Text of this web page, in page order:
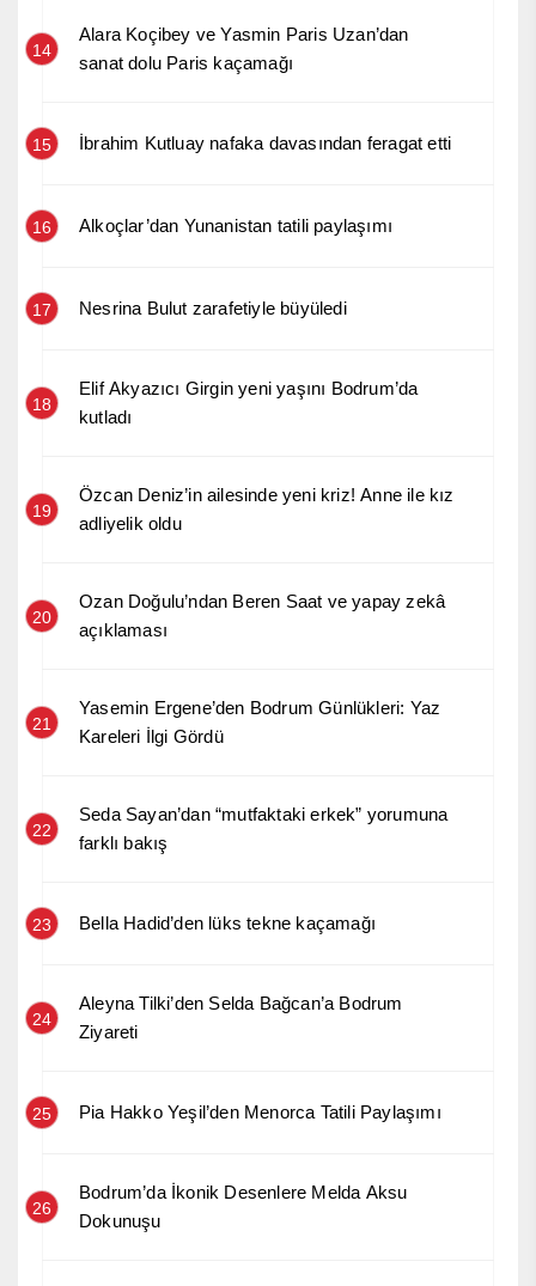
14
Alara Koçibey ve Yasmin Paris Uzan’dan
sanat dolu Paris kaçamağı
15 İbrahim Kutluay nafaka davasından feragat etti
16 Alkoçlar’dan Yunanistan tatili paylaşımı
17 Nesrina Bulut zarafetiyle büyüledi
18
Elif Akyazıcı Girgin yeni yaşını Bodrum’da
kutladı
19
Özcan Deniz’in ailesinde yeni kriz! Anne ile kız
adliyelik oldu
20
Ozan Doğulu’ndan Beren Saat ve yapay zekâ
açıklaması
21
Yasemin Ergene’den Bodrum Günlükleri: Yaz
Kareleri İlgi Gördü
22
Seda Sayan’dan “mutfaktaki erkek” yorumuna
farklı bakış
23 Bella Hadid’den lüks tekne kaçamağı
24
Aleyna Tilki’den Selda Bağcan’a Bodrum
Ziyareti
25 Pia Hakko Yeşil’den Menorca Tatili Paylaşımı
26
Bodrum’da İkonik Desenlere Melda Aksu
Dokunuşu